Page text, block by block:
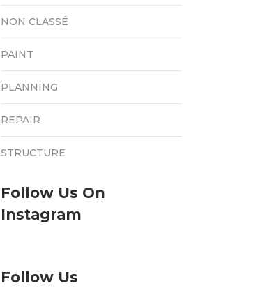
NON CLASSÉ
PAINT
PLANNING
REPAIR
STRUCTURE
Follow Us On
Instagram
Follow Us